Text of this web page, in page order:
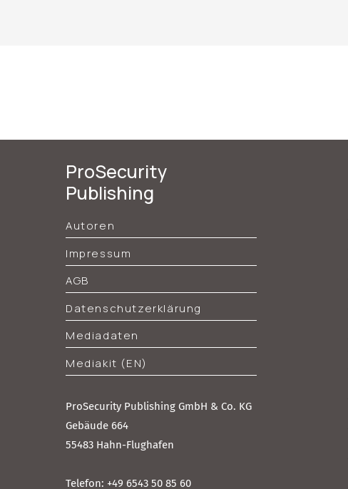
ProSecurity
Publishing
Autoren
Impressum
AGB
Datenschutzerklärung
Mediadaten
Mediakit (EN)
ProSecurity Publishing GmbH & Co. KG
Gebäude 664
55483 Hahn-Flughafen
Telefon: +49 6543 50 85 60